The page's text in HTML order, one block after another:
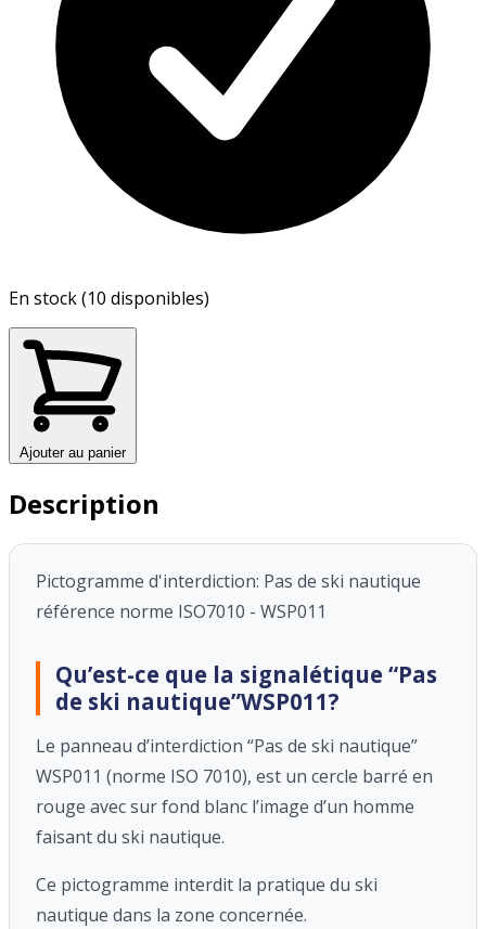
En stock (10 disponibles)
Ajouter au panier
Description
Pictogramme d'interdiction: Pas de ski nautique
référence norme ISO7010 - WSP011
Qu’est-ce que la signalétique “Pas
de ski nautique”WSP011?
Le panneau d’interdiction “Pas de ski nautique”
WSP011 (norme ISO 7010), est un cercle barré en
rouge avec sur fond blanc l’image d’un homme
faisant du ski nautique.
Ce pictogramme interdit la pratique du ski
nautique dans la zone concernée.